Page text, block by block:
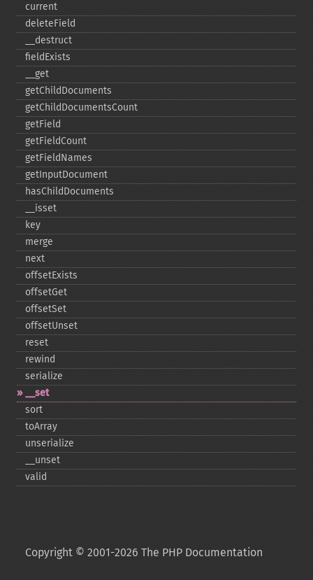
current
deleteField
_​_​destruct
fieldExists
_​_​get
getChildDocuments
getChildDocumentsCount
getField
getFieldCount
getFieldNames
getInputDocument
hasChildDocuments
_​_​isset
key
merge
next
offsetExists
offsetGet
offsetSet
offsetUnset
reset
rewind
serialize
_​_​set
sort
toArray
unserialize
_​_​unset
valid
Copyright © 2001-2026 The PHP Documentation